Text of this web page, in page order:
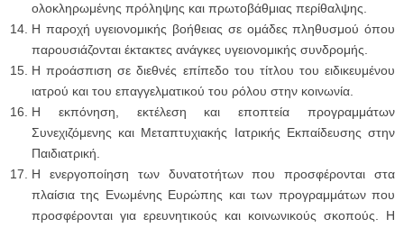
ολοκληρωμένης πρόληψης και πρωτοβάθμιας περίθαλψης.
Η παροχή υγειονομικής βοήθειας σε ομάδες πληθυσμού όπου
παρουσιάζονται έκτακτες ανάγκες υγειονομικής συνδρομής.
Η προάσπιση σε διεθνές επίπεδο του τίτλου του ειδικευμένου
ιατρού και του επαγγελματικού του ρόλου στην κοινωνία.
Η εκπόνηση, εκτέλεση και εποπτεία προγραμμάτων
Συνεχιζόμενης και Μεταπτυχιακής Ιατρικής Εκπαίδευσης στην
Παιδιατρική.
Η ενεργοποίηση των δυνατοτήτων που προσφέρονται στα
πλαίσια της Ενωμένης Ευρώπης και των προγραμμάτων που
προσφέρονται για ερευνητικούς και κοινωνικούς σκοπούς. Η